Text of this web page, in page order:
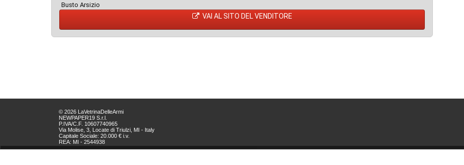
Busto Arsizio
VAI AL SITO DEL VENDITORE
© 2026 LaVetrinaDelleArmi
NEWPAPER19 S.r.l.
P.IVA/C.F. 10607740965
Via Molise, 3, Locate di Triulzi, MI - Italy
Capitale Sociale: 20.000 € i.v.
REA: MI - 2544938